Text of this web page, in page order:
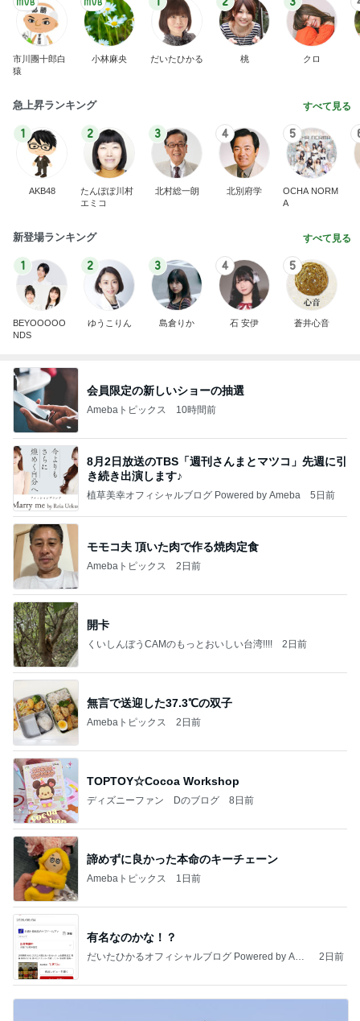
市川團十郎白
猿
小林麻央 だいたひかる 桃 クロ
急上昇ランキング すべて見る
1
AKB48
2
たんぽぽ川村
エミコ
3
北村総一朗
4
北別府学
5
OCHA NORM
A
新登場ランキング すべて見る
1
BEYOOOOO
NDS
2
ゆうこりん
3
島倉りか
4
石 安伊
5
蒼井心音
会員限定の新しいショーの抽選
Amebaトピックス 10時間前
8月2日放送のTBS「週刊さんまとマツコ」先週に引
き続き出演します♪
植草美幸オフィシャルブログ Powered by Ameba 5日前
モモコ夫 頂いた肉で作る焼肉定食
Amebaトピックス 2日前
開卡
くいしんぼうCAMのもっとおいしい台湾!!!! 2日前
無言で送迎した37.3℃の双子
Amebaトピックス 2日前
TOPTOY☆Cocoa Workshop
ディズニーファン Dのブログ 8日前
諦めずに良かった本命のキーチェーン
Amebaトピックス 1日前
有名なのかな！？
だいたひかるオフィシャルブログ Powered by Ame
2日前